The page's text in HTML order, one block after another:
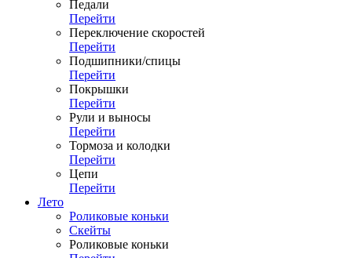
Педали
Перейти
Переключение скоростей
Перейти
Подшипники/спицы
Перейти
Покрышки
Перейти
Рули и выносы
Перейти
Тормоза и колодки
Перейти
Цепи
Перейти
Лето
Роликовые коньки
Скейты
Роликовые коньки